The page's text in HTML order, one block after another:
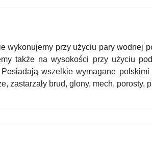
wykonujemy przy użyciu pary wodnej
także na wysokości przy użyciu
wszelkie wymagane
zastarzały brud, glony, mech, porosty,